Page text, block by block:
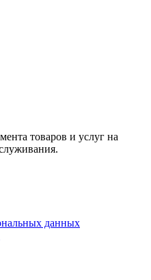
товаров и услуг на
данных